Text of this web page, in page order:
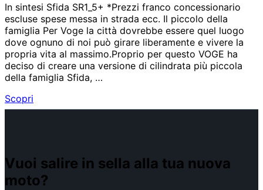
In sintesi Sfida SR1_5+ *Prezzi franco concessionario
escluse spese messa in strada ecc. Il piccolo della
famiglia Per Voge la città dovrebbe essere quel luogo
dove ognuno di noi può girare liberamente e vivere la
propria vita al massimo.Proprio per questo VOGE ha
deciso di creare una versione di cilindrata più piccola
della famiglia Sfida, …
Scopri
SR1_5+
Vuoi salire in sella alla tua nuova
moto?